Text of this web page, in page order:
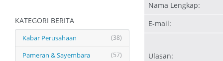
KATEGORI BERITA
(38)
Kabar Perusahaan
(57)
Pameran & Sayembara
Nama Lengkap:
E-mail:
Ulasan: